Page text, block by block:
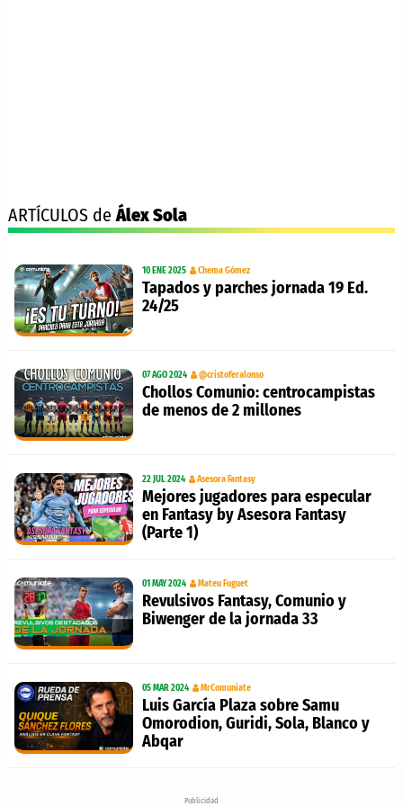
ARTÍCULOS deÁlex Sola
10 ENE 2025 Chema Gómez
Tapados y parches jornada 19 Ed.
24/25
07 AGO 2024 @cristoferalonso
Chollos Comunio: centrocampistas
de menos de 2 millones
22 JUL 2024 Asesora Fantasy
Mejores jugadores para especular
en Fantasy by Asesora Fantasy
(Parte 1)
01 MAY 2024 Mateu Fuguet
Revulsivos Fantasy, Comunio y
Biwenger de la jornada 33
05 MAR 2024 MrComuniate
Luis García Plaza sobre Samu
Omorodion, Guridi, Sola, Blanco y
Abqar
Publicidad